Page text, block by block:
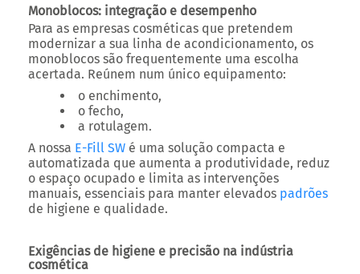
Monoblocos: integração e desempenho
Para as empresas cosméticas que pretendem
modernizar a sua linha de acondicionamento, os
monoblocos são frequentemente uma escolha
acertada. Reúnem num único equipamento:
o enchimento,
o fecho,
a rotulagem.
A nossa E-Fill SW é uma solução compacta e
automatizada que aumenta a produtividade, reduz
o espaço ocupado e limita as intervenções
manuais, essenciais para manter elevados padrões
de higiene e qualidade.
Exigências de higiene e precisão na indústria
cosmética